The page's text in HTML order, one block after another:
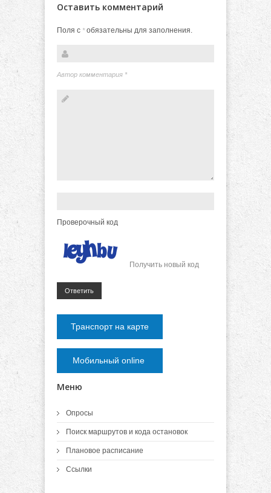
Оставить комментарий
Поля с *обязательны для заполнения.
Автор комментария *
Проверочный код
Получить новый код
Ответить
Транспорт на карте
Мобильный online
Меню
Опросы
Поиск маршрутов и кода остановок
Плановое расписание
Ссылки